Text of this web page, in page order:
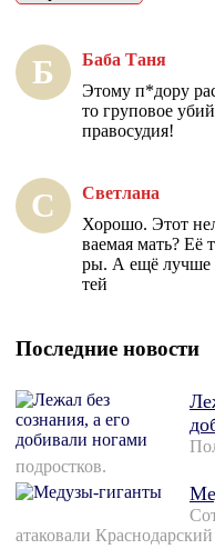
Б Баба Таня
Этому п*дору
то груповое
правосудия!
С Светлана
Хорошо. Этот
ваемая мать? Её
ры. А ещё лучше
тей
Последние новости
подростков.
атаковали